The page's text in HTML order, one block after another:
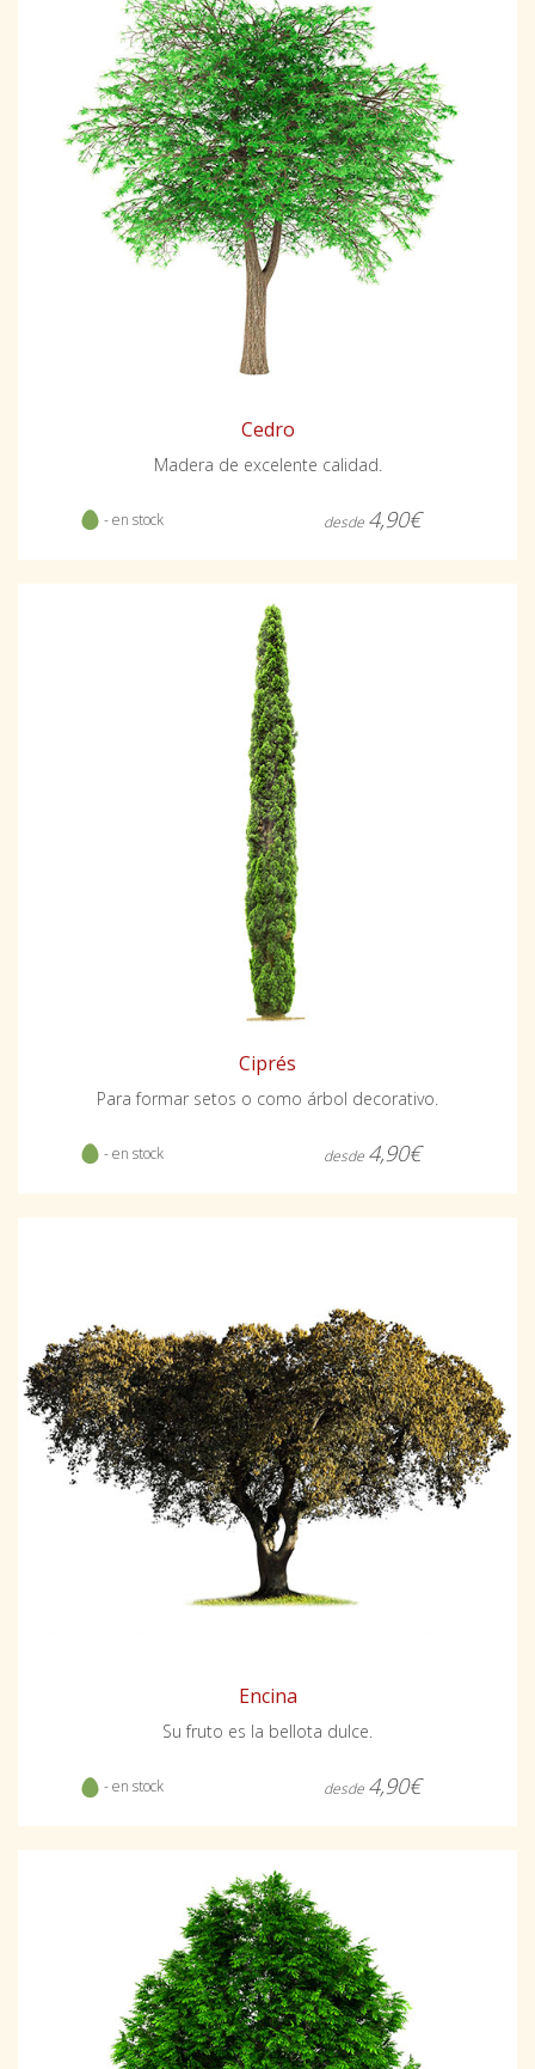
Cedro
Madera de excelente calidad.
- en stock desde 4,90€
Ciprés
Para formar setos o como árbol decorativo.
- en stock desde 4,90€
Encina
Su fruto es la bellota dulce.
- en stock desde 4,90€